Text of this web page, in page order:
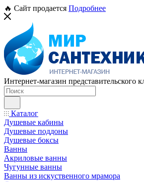
🔥 Сайт продается Подробнее
Интернет-магазин представительского
Каталог
Душевые кабины
Душевые поддоны
Душевые боксы
Ванны
Акриловые ванны
Чугунные ванны
Ванны из искуственного мрамора